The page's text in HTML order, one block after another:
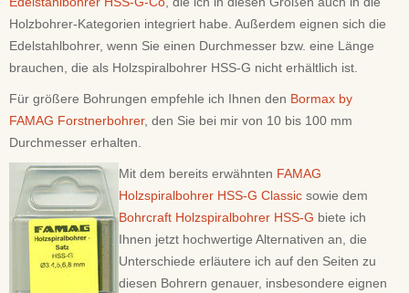
Holzbohrer-Kategorien integriert habe. Außerdem eignen sich die
Edelstahlbohrer, wenn Sie einen Durchmesser bzw. eine Länge
brauchen, die als Holzspiralbohrer HSS-G nicht erhältlich ist.
Für größere Bohrungen empfehle ich Ihnen den Bormax by
FAMAG Forstnerbohrer, den Sie bei mir von 10 bis 100 mm
Durchmesser erhalten.
Mit dem bereits erwähnten FAMAG
Holzspiralbohrer HSS-G Classic sowie dem
Bohrcraft Holzspiralbohrer HSS-G biete ich
Ihnen jetzt hochwertige Alternativen an, die
Unterschiede erläutere ich auf den Seiten zu
diesen Bohrern genauer, insbesondere eignen